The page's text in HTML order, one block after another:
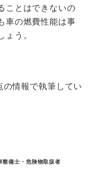
ことはできないの
車の燃費性能は事
う。
情報で執筆してい
整備士・危険物取扱者